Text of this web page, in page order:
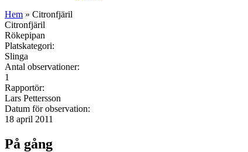
Hem » Citronfjäril
Citronfjäril
Rökepipan
Platskategori:
Slinga
Antal observationer:
1
Rapportör:
Lars Pettersson
Datum för observation:
18 april 2011
På gång